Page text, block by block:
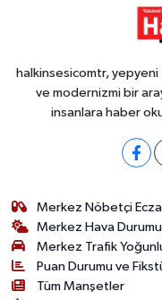
halkinsesicomtr,
ve modernizmi bir
insanlara haber
Merkez Nöbetçi
Merkez Hava Durumu
Merkez Trafik
Puan Durumu ve
Tüm Manşetler